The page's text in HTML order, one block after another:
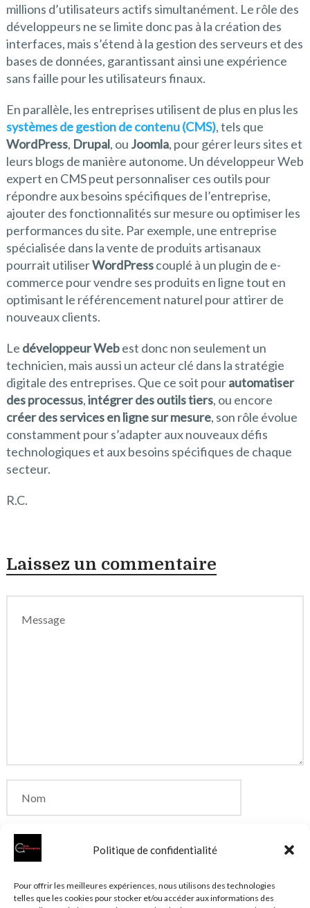
Politique de confidentialité
Pour offrir les meilleures expériences, nous utilisons des technologies
telles que les cookies pour stocker et/ou accéder aux informations des
millions d’utilisateurs actifs simultanément. Le rôle des
développeurs ne se limite donc pas à la création des
interfaces, mais s’étend à la gestion des serveurs et des
bases de données, garantissant ainsi une expérience
sans faille pour les utilisateurs finaux.
En parallèle, les entreprises utilisent de plus en plus les
systèmes de gestion de contenu (CMS), tels que
WordPress, Drupal, ou Joomla, pour gérer leurs sites et
leurs blogs de manière autonome. Un développeur Web
expert en CMS peut personnaliser ces outils pour
répondre aux besoins spécifiques de l’entreprise,
ajouter des fonctionnalités sur mesure ou optimiser les
performances du site. Par exemple, une entreprise
spécialisée dans la vente de produits artisanaux
pourrait utiliserWordPresscouplé à un plugin de e-
commerce pour vendre ses produits en ligne tout en
optimisant le référencement naturel pour attirer de
nouveaux clients.
Le développeur Webest donc non seulement un
technicien, mais aussi un acteur clé dans la stratégie
digitale des entreprises. Que ce soit pourautomatiser
des processus,intégrer des outils tiers, ou encore
créer des services en ligne sur mesure, son rôle évolue
constamment pour s’adapter aux nouveaux défis
technologiques et aux besoins spécifiques de chaque
secteur.
R.C.
Laissez un commentaire
Enregistrer mon nom, mon e-mail et mon site dans
le navigateur pour mon prochain commentaire.